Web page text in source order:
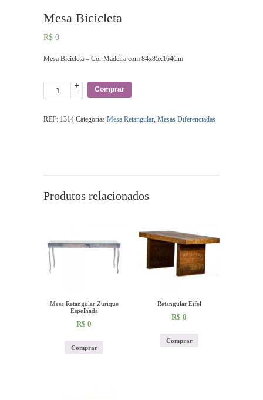
Mesa Bicicleta
R$ 0
Mesa Bicicleta – Cor Madeira com 84x85x164Cm
Quantidade+
-
Comprar
REF: 1314 Categorias Mesa Retangular, Mesas Diferenciadas
Produtos relacionados
Mesa Retangular Zurique
Espelhada
R$ 0
Comprar
Retangular Eifel
R$ 0
Comprar